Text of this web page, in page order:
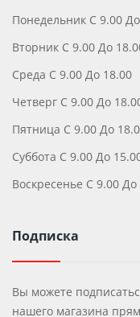
Понедельник С 9.00
Вторник С 9.00 До
Среда С 9.00 До 18.00
Четверг С 9.00 До
Пятница С 9.00 До
Суббота С 9.00 До
Воскресенье С 9.00 До
Подписка
Вы можете
нашего магазина